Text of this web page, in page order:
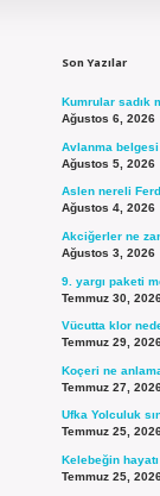
Son Yazılar
Kumrular sadık
Ağustos 6, 2026
Avlanma
Ağustos 5, 2026
Aslen nereli
Ağustos 4, 2026
Akciğerler ne
Ağustos 3, 2026
9. yargı paketi
Temmuz 30,
Vücutta klor
Temmuz 29,
Koçeri ne
Temmuz 27,
Ufka Yolculuk
Temmuz 25,
Kelebeğin
Temmuz 25,